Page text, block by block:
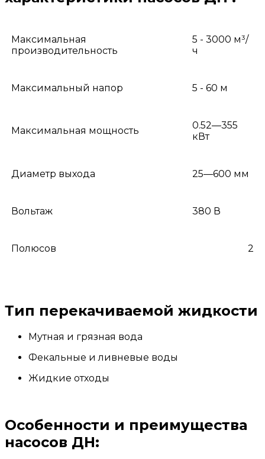
Максимальная
производительность
5 - 3000 м³/
ч
Максимальный напор 5 - 60 м
Максимальная мощность
0.52—355
кВт
Диаметр выхода 25—600 мм
Вольтаж 380 В
Полюсов 2
Тип перекачиваемой жидкости
Мутная и грязная вода
Фекальные и ливневые воды
Жидкие отходы
Особенности и преимущества
насосов ДН: